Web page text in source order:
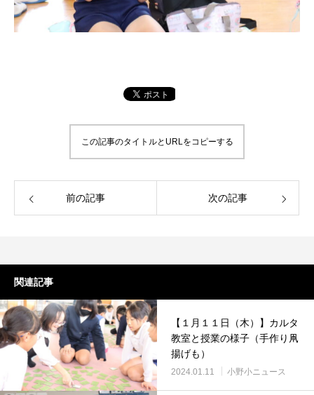
この記事のタイトルとURLをコピーする
前の記事 次の記事
関連記事
【１月１１日（木）】カルタ
教室と授業の様子（手作り凧
揚げも）
2024.01.11 小野小ニュース